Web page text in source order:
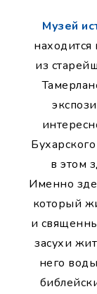
Музей
из
в этом
Именно
который
и
засухи
него